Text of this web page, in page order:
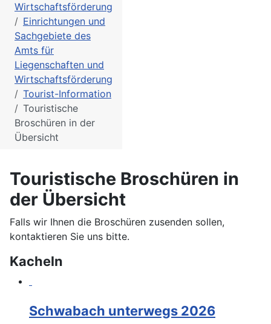
Wirtschaftsförderung
Einrichtungen und
Sachgebiete des
Amts für
Liegenschaften und
Wirtschaftsförderung
Tourist-Information
Touristische
Broschüren in der
Übersicht
Touristische Broschüren in
der Übersicht
Falls wir Ihnen die Broschüren zusenden sollen,
kontaktieren Sie uns bitte.
Kacheln
Schwabach unterwegs 2026